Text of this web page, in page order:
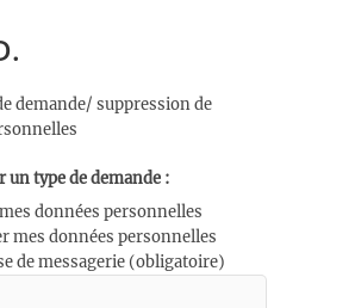
demande/ suppression de
un type de demande :
données personnelles
mes données personnelles
de messagerie (obligatoire)